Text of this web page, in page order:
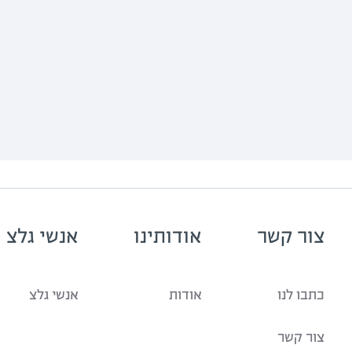
צור קשר
כתבו לנו
צור קשר
אודותינו
אודות
אנשי גלצ
אנשי גלצ